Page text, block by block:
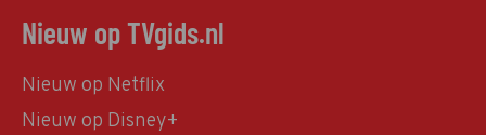
Nieuw op TVgids.nl
Nieuw op Netflix
Nieuw op Disney+